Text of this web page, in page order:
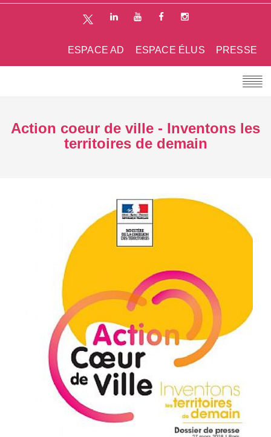
PRESSE
ESPACE ÉLUS
ESPACE AD
Action coeur de ville - Inventons les
territoires de demain